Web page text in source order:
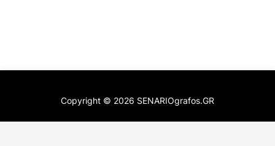
Copyright © 2026 SENARIOgrafos.GR